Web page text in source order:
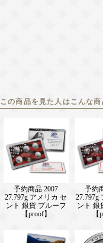
この商品を見た人はこんな
予約商品 2007
27.797g アメリカ セ
ント 銀貨 プルーフ
【proof】
予約
27.797g
ント 銀